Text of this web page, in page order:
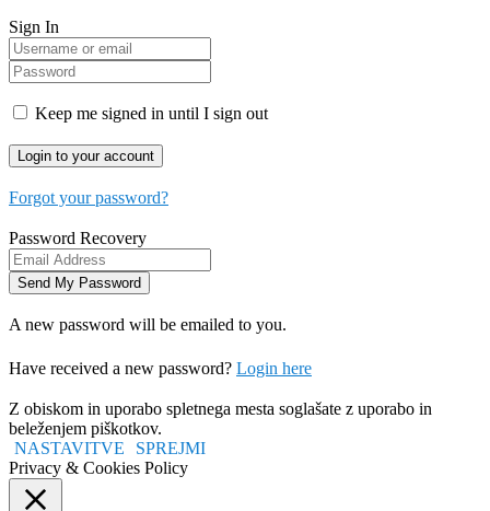
Sign In
Keep me signed in until I sign out
Forgot your password?
Password Recovery
A new password will be emailed to you.
Have received a new password? Login here
Z obiskom in uporabo spletnega mesta soglašate z uporabo in
beleženjem piškotkov.
NASTAVITVE
SPREJMI
Privacy & Cookies Policy